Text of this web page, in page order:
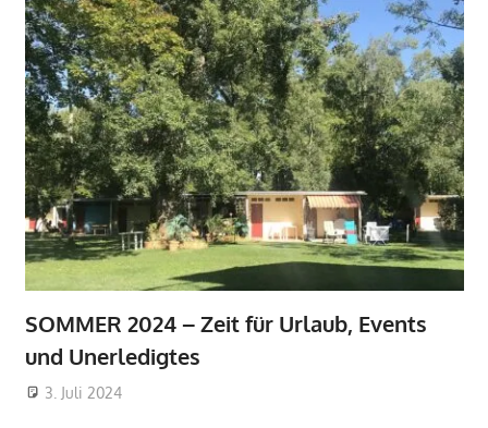
SOMMER 2024 – Zeit für Urlaub, Events
und Unerledigtes
3. Juli 2024